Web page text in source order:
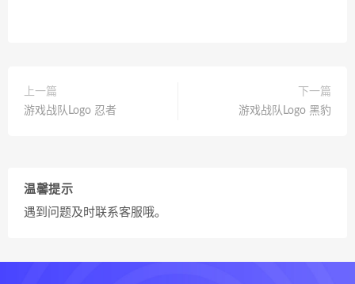
上一篇
游戏战队Logo 忍者
下一篇
游戏战队Logo 黑豹
温馨提示
遇到问题及时联系客服哦。